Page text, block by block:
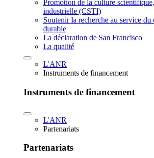
Promotion de la culture
industrielle (CSTI)
Soutenir la recherche au service du
durable
La déclaration de San Francisco
La qualité
L'ANR
Instruments de financement
Instruments de financement
L'ANR
Partenariats
Partenariats